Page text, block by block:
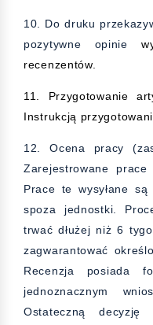
10. Do druku
pozytywne opinie
recenzentów.
11. Przygotowanie
Instrukcją
12. Ocena pracy
Zarejestrowane
Prace te wysyłane
spoza jednostki.
trwać dłużej niż 6
zagwarantować
Recenzja posiada
jednoznacznym
Ostateczną